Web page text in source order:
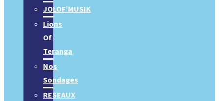
JOLOF’MUSIK
Lions
Of
Teranga
Nos
Sondages
RESEAUX